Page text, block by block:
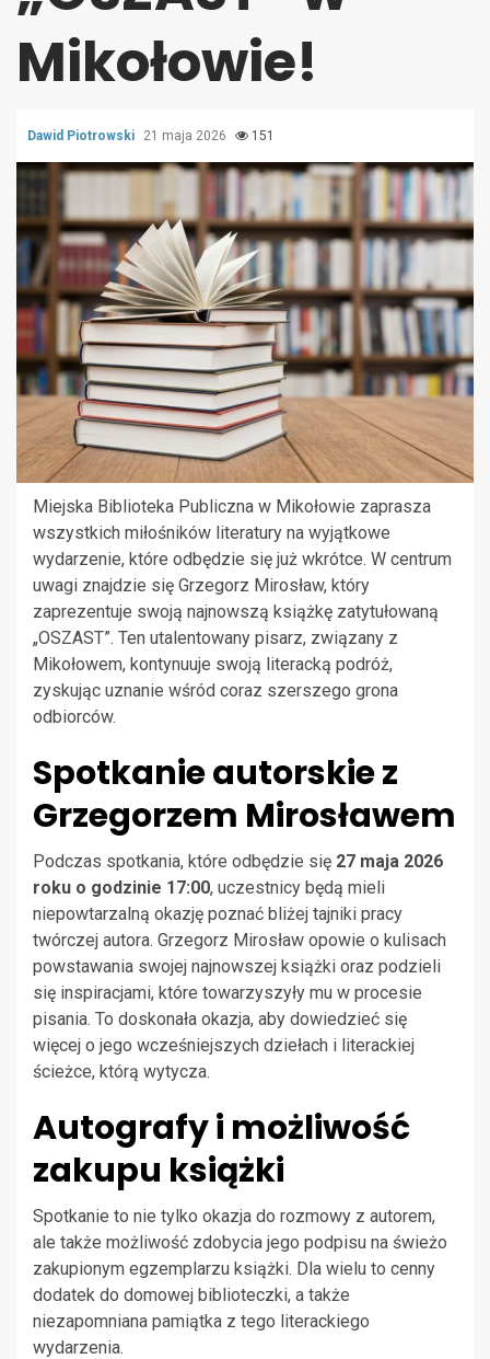
Mikołowie!
Dawid Piotrowski 21 maja 2026 151
Miejska Biblioteka Publiczna w Mikołowie zaprasza
wszystkich miłośników literatury na wyjątkowe
wydarzenie, które odbędzie się już wkrótce. W centrum
uwagi znajdzie się Grzegorz Mirosław, który
zaprezentuje swoją najnowszą książkę zatytułowaną
„OSZAST”. Ten utalentowany pisarz, związany z
Mikołowem, kontynuuje swoją literacką podróż,
zyskując uznanie wśród coraz szerszego grona
odbiorców.
Spotkanie autorskie z
Grzegorzem Mirosławem
Podczas spotkania, które odbędzie się 27 maja 2026
roku o godzinie 17:00, uczestnicy będą mieli
niepowtarzalną okazję poznać bliżej tajniki pracy
twórczej autora. Grzegorz Mirosław opowie o kulisach
powstawania swojej najnowszej książki oraz podzieli
się inspiracjami, które towarzyszyły mu w procesie
pisania. To doskonała okazja, aby dowiedzieć się
więcej o jego wcześniejszych dziełach i literackiej
ścieżce, którą wytycza.
Autografy i możliwość
zakupu książki
Spotkanie to nie tylko okazja do rozmowy z autorem,
ale także możliwość zdobycia jego podpisu na świeżo
zakupionym egzemplarzu książki. Dla wielu to cenny
dodatek do domowej biblioteczki, a także
niezapomniana pamiątka z tego literackiego
wydarzenia.